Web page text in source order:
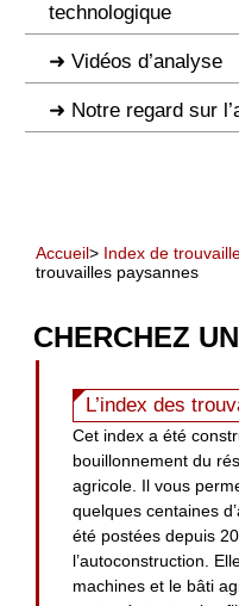
technologique
Vidéos d’analyse
Notre regard sur
Accueil> Index de
trouvailles paysannes
CHERCHEZ
L’index des
Cet index a été
bouillonnement du
agricole. Il vous
quelques centaines
été postées depuis
l’autoconstruction.
machines et le bâti